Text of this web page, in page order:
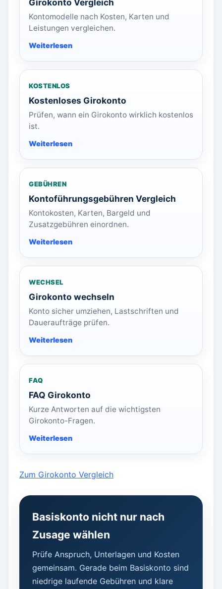
Girokonto Vergleich
Kontomodelle nach Kosten, Karten und
Leistungen vergleichen.
KOSTENLOS
Kostenloses Girokonto
Prüfen, wann ein Girokonto wirklich kostenlos
ist.
GEBÜHREN
Kontoführungsgebühren Vergleich
Kontokosten, Karten, Bargeld und
Zusatzgebühren einordnen.
WECHSEL
Girokonto wechseln
Konto sicher umziehen, Lastschriften und
Daueraufträge prüfen.
FAQ
FAQ Girokonto
Kurze Antworten auf die wichtigsten
Girokonto-Fragen.
Zum Girokonto Vergleich
Basiskonto nicht nur nach
Zusage wählen
Prüfe Anspruch, Unterlagen und Kosten
gemeinsam. Gerade beim Basiskonto sind
niedrige laufende Gebühren und klare